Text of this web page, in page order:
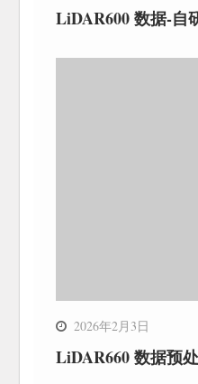
LiDAR600 数据-自
2026年2月3日
LiDAR660 数据预